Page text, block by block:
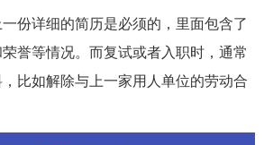
份详细的简历是必须的，里面包含了
誉等情况。而复试或者入职时，通常
比如解除与上一家用人单位的劳动合